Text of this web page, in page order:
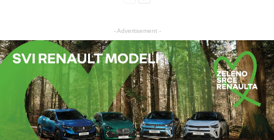
- Advertisement -